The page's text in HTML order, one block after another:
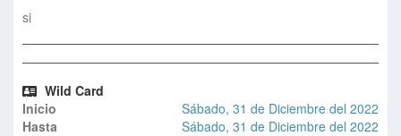
si
Wild Card
Inicio
Sábado, 31 de Diciembre del 2022
Hasta
Sábado, 31 de Diciembre del 2022